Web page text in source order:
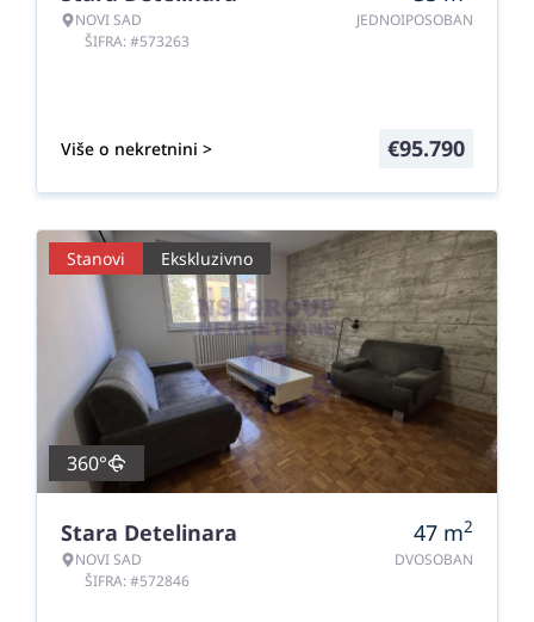
NOVI SAD
ŠIFRA: #573263
JEDNOIPOSOBAN
Više o nekretnini > €95.790
Stanovi Ekskluzivno
360°
Stara Detelinara
NOVI SAD
ŠIFRA: #572846
47 m2
DVOSOBAN